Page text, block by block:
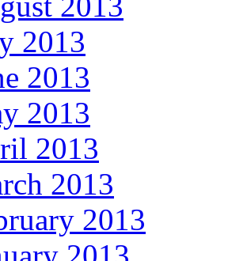
2013
2013
2013
2013
2013
2013